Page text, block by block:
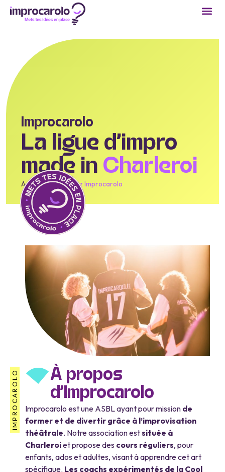
Improcarolo
La ligue d’impro
made in Charleroi
Accueil/Découvrez Improcarolo
IMPROCAROLO
À propos
d'Improcarolo
Improcarolo est une ASBL ayant pour mission de
former et de divertir grâce à l’improvisation
théâtrale. Notre association estsituée à
Charleroiet propose des cours réguliers, pour
enfants, ados et adultes, visant à apprendre cet art
spécifique. Les coachs expérimentés de la Cool